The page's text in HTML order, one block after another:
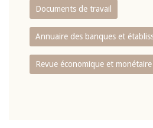
Documents de travail
Annuaire des banques et
Revue économique et monétaire